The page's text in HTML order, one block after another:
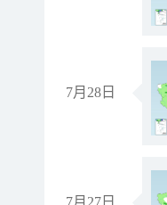
7月28日
7月27日